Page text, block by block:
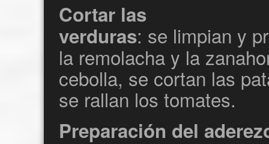
Cortar las
verduras: se limpian y
la remolacha y la
cebolla, se cortan las
se rallan los tomates.
Preparación del